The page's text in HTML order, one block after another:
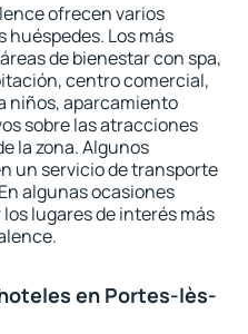
ofrecen varios
huéspedes. Los más
de bienestar con spa,
centro comercial,
niños, aparcamiento
sobre las atracciones
la zona. Algunos
un servicio de transporte
algunas ocasiones
lugares de interés más
en Portes-lès-